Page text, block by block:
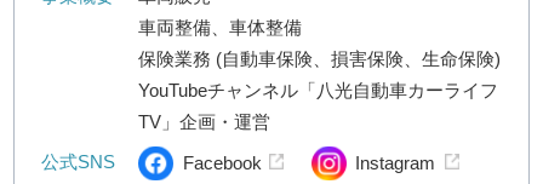
車両整備、車体整備
保険業務 (自動車保険、損害保険、生命保険)
YouTubeチャンネル「八光自動車カーライフ
TV」企画・運営
公式SNS
Facebook Instagram